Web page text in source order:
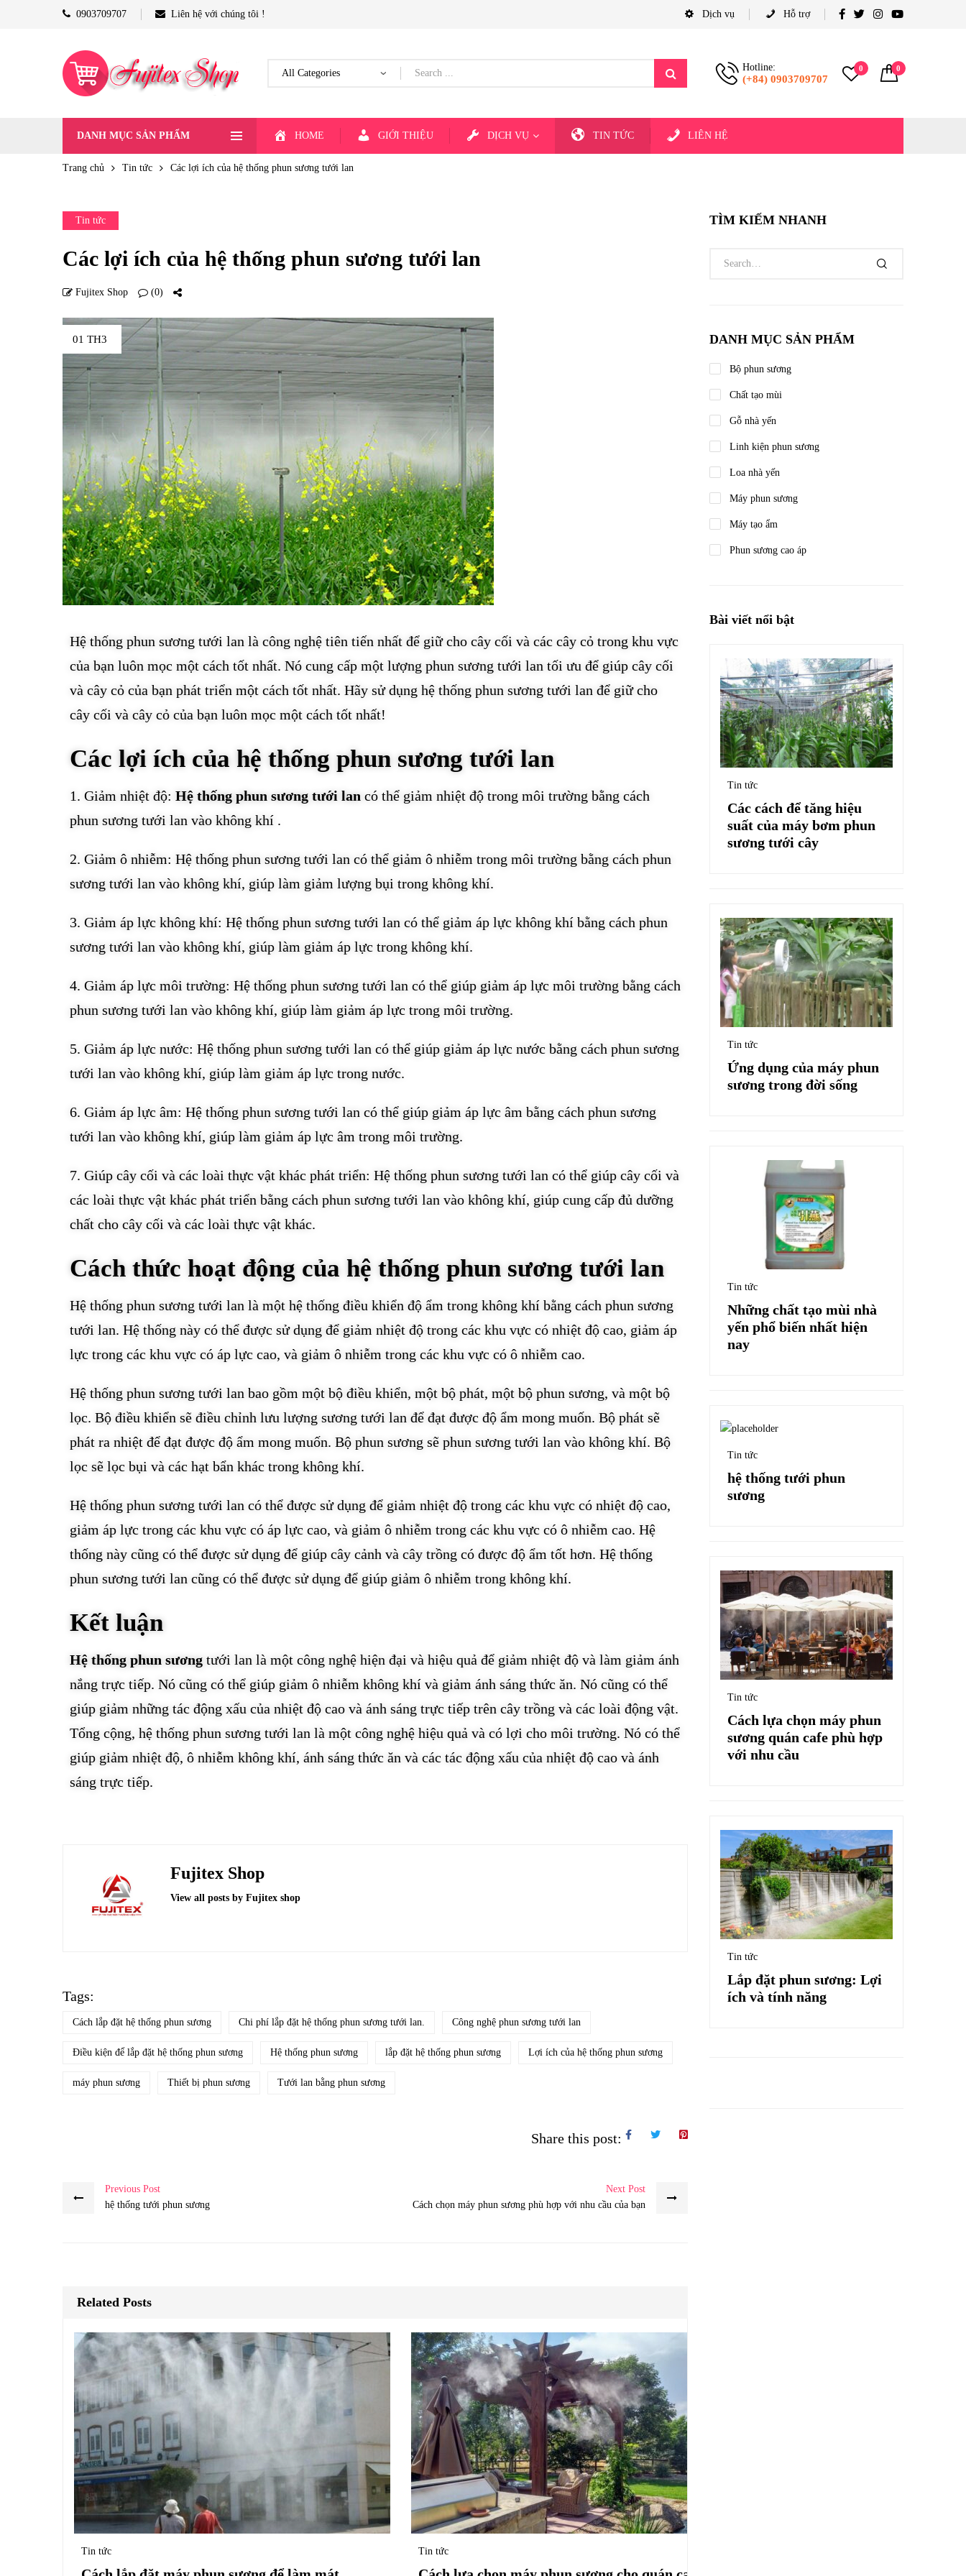
0903709707 Liên hệ với chúng tôi ! Dịch vụ Hỗ trợ
Hotline:
(+84) 0903709707
0 0
DANH MỤC SẢN PHẨM HOME GIỚI THIỆU DỊCH VỤ TIN TỨC LIÊN HỆ
Trang chủ Tin tức Các lợi ích của hệ thống phun sương tưới lan
Tin tức
Các lợi ích của hệ thống phun sương tưới lan
Fujitex Shop (0)
01 TH3
Hệ thống phun sương tưới lan là công nghệ tiên tiến nhất để giữ cho cây cối và các cây cỏ trong khu vực
của bạn luôn mọc một cách tốt nhất. Nó cung cấp một lượng phun sương tưới lan tối ưu để giúp cây cối
và cây cỏ của bạn phát triển một cách tốt nhất. Hãy sử dụng hệ thống phun sương tưới lan để giữ cho
cây cối và cây cỏ của bạn luôn mọc một cách tốt nhất!
Các lợi ích của hệ thống phun sương tưới lan
1. Giảm nhiệt độ: Hệ thống phun sương tưới lan có thể giảm nhiệt độ trong môi trường bằng cách
phun sương tưới lan vào không khí .
2. Giảm ô nhiễm: Hệ thống phun sương tưới lan có thể giảm ô nhiễm trong môi trường bằng cách phun
sương tưới lan vào không khí, giúp làm giảm lượng bụi trong không khí.
3. Giảm áp lực không khí: Hệ thống phun sương tưới lan có thể giảm áp lực không khí bằng cách phun
sương tưới lan vào không khí, giúp làm giảm áp lực trong không khí.
4. Giảm áp lực môi trường: Hệ thống phun sương tưới lan có thể giúp giảm áp lực môi trường bằng cách
phun sương tưới lan vào không khí, giúp làm giảm áp lực trong môi trường.
5. Giảm áp lực nước: Hệ thống phun sương tưới lan có thể giúp giảm áp lực nước bằng cách phun sương
tưới lan vào không khí, giúp làm giảm áp lực trong nước.
6. Giảm áp lực âm: Hệ thống phun sương tưới lan có thể giúp giảm áp lực âm bằng cách phun sương
tưới lan vào không khí, giúp làm giảm áp lực âm trong môi trường.
7. Giúp cây cối và các loài thực vật khác phát triển: Hệ thống phun sương tưới lan có thể giúp cây cối và
các loài thực vật khác phát triển bằng cách phun sương tưới lan vào không khí, giúp cung cấp đủ dưỡng
chất cho cây cối và các loài thực vật khác.
Cách thức hoạt động của hệ thống phun sương tưới lan
Hệ thống phun sương tưới lan là một hệ thống điều khiển độ ẩm trong không khí bằng cách phun sương
tưới lan. Hệ thống này có thể được sử dụng để giảm nhiệt độ trong các khu vực có nhiệt độ cao, giảm áp
lực trong các khu vực có áp lực cao, và giảm ô nhiễm trong các khu vực có ô nhiễm cao.
Hệ thống phun sương tưới lan bao gồm một bộ điều khiển, một bộ phát, một bộ phun sương, và một bộ
lọc. Bộ điều khiển sẽ điều chỉnh lưu lượng sương tưới lan để đạt được độ ẩm mong muốn. Bộ phát sẽ
phát ra nhiệt để đạt được độ ẩm mong muốn. Bộ phun sương sẽ phun sương tưới lan vào không khí. Bộ
lọc sẽ lọc bụi và các hạt bẩn khác trong không khí.
Hệ thống phun sương tưới lan có thể được sử dụng để giảm nhiệt độ trong các khu vực có nhiệt độ cao,
giảm áp lực trong các khu vực có áp lực cao, và giảm ô nhiễm trong các khu vực có ô nhiễm cao. Hệ
thống này cũng có thể được sử dụng để giúp cây cảnh và cây trồng có được độ ẩm tốt hơn. Hệ thống
phun sương tưới lan cũng có thể được sử dụng để giúp giảm ô nhiễm trong không khí.
Kết luận
Hệ thống phun sương tưới lan là một công nghệ hiện đại và hiệu quả để giảm nhiệt độ và làm giảm ánh
nắng trực tiếp. Nó cũng có thể giúp giảm ô nhiễm không khí và giảm ánh sáng thức ăn. Nó cũng có thể
giúp giảm những tác động xấu của nhiệt độ cao và ánh sáng trực tiếp trên cây trồng và các loài động vật.
Tổng cộng, hệ thống phun sương tưới lan là một công nghệ hiệu quả và có lợi cho môi trường. Nó có thể
giúp giảm nhiệt độ, ô nhiễm không khí, ánh sáng thức ăn và các tác động xấu của nhiệt độ cao và ánh
sáng trực tiếp.
Fujitex Shop
View all posts by Fujitex shop
Tags:
Cách lắp đặt hệ thống phun sương Chi phí lắp đặt hệ thống phun sương tưới lan. Công nghệ phun sương tưới lan
Điều kiện để lắp đặt hệ thống phun sương Hệ thống phun sương lắp đặt hệ thống phun sương Lợi ích của hệ thống phun sương
máy phun sương Thiết bị phun sương Tưới lan bằng phun sương
Share this post:
Previous Post
hệ thống tưới phun sương
Next Post
Cách chọn máy phun sương phù hợp với nhu cầu của bạn
Related Posts
Tin tức Tin tức
TÌM KIẾM NHANH
DANH MỤC SẢN PHẨM
Bộ phun sương
Chất tạo mùi
Gỗ nhà yến
Linh kiện phun sương
Loa nhà yến
Máy phun sương
Máy tạo ẩm
Phun sương cao áp
Bài viết nổi bật
Tin tức
Các cách để tăng hiệu
suất của máy bơm phun
sương tưới cây
Tin tức
Ứng dụng của máy phun
sương trong đời sống
Tin tức
Những chất tạo mùi nhà
yến phổ biến nhất hiện
nay
Tin tức
hệ thống tưới phun
sương
Tin tức
Cách lựa chọn máy phun
sương quán cafe phù hợp
với nhu cầu
Tin tức
Lắp đặt phun sương: Lợi
ích và tính năng